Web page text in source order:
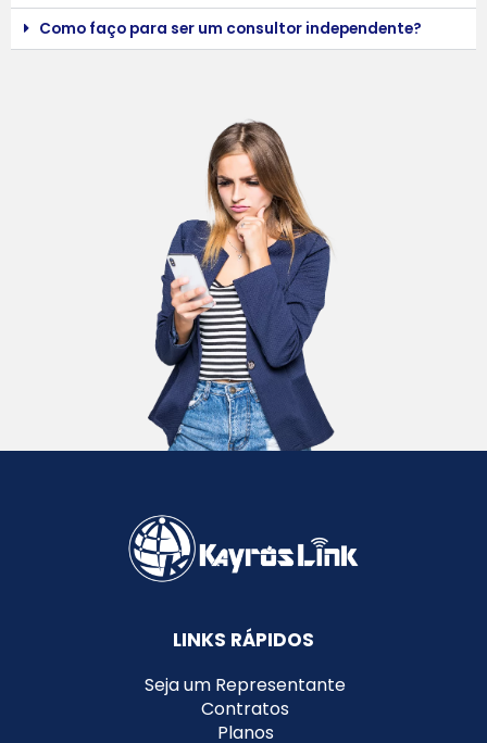
Como faço para ser um consultor independente?
LINKS RÁPIDOS
Seja um Representante
Contratos
Planos